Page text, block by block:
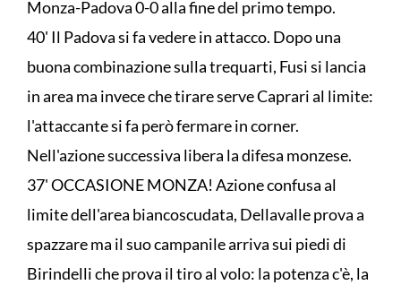
Monza-Padova 0-0 alla fine del primo tempo.
40' Il Padova si fa vedere in attacco. Dopo una
buona combinazione sulla trequarti, Fusi si lancia
in area ma invece che tirare serve Caprari al limite:
l'attaccante si fa però fermare in corner.
Nell'azione successiva libera la difesa monzese.
37' OCCASIONE MONZA! Azione confusa al
limite dell'area biancoscudata, Dellavalle prova a
spazzare ma il suo campanile arriva sui piedi di
Birindelli che prova il tiro al volo: la potenza c'è, la